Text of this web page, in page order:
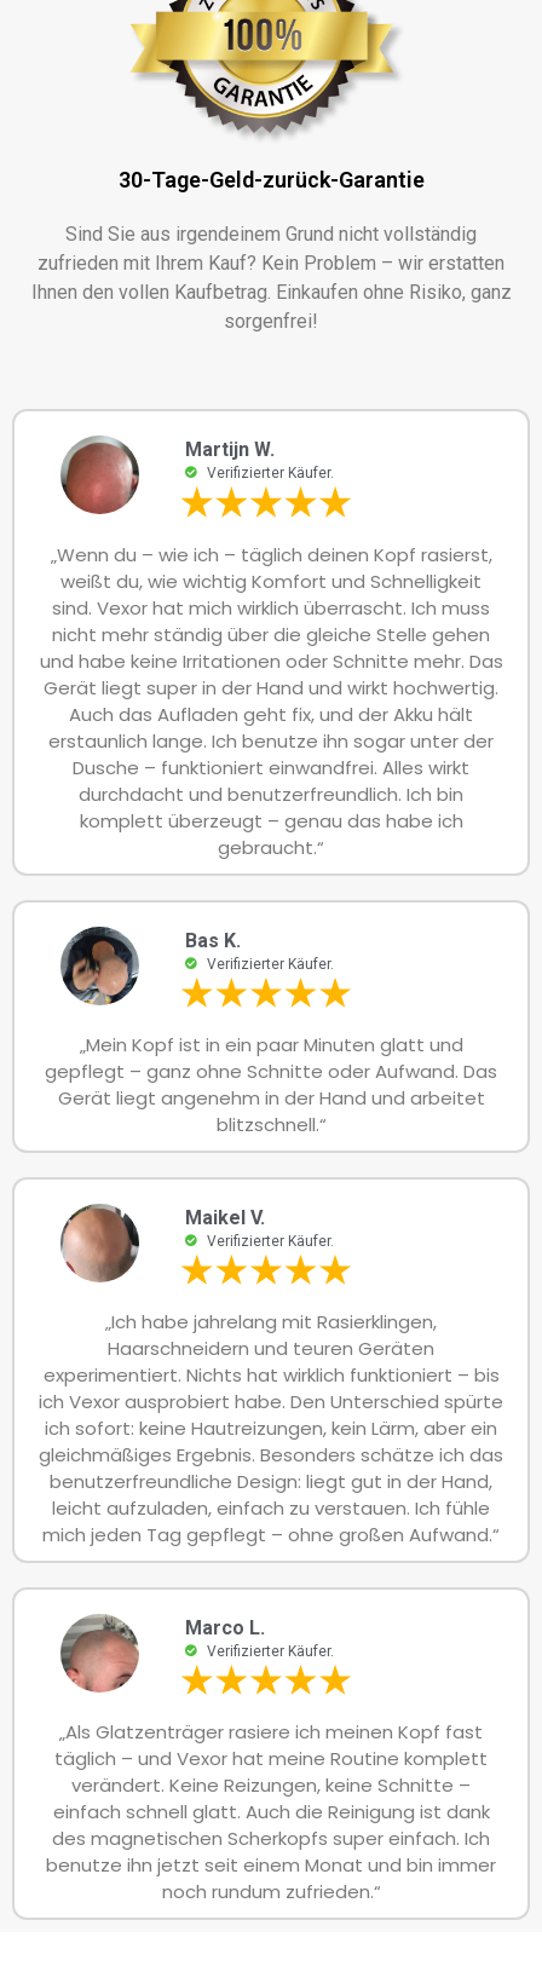
30-Tage-Geld-zurück-Garantie
Sind Sie aus irgendeinem Grund nicht vollständig
zufrieden mit Ihrem Kauf? Kein Problem – wir erstatten
Ihnen den vollen Kaufbetrag. Einkaufen ohne Risiko, ganz
sorgenfrei!
Martijn W.
Verifizierter Käufer.
„Wenn du – wie ich – täglich deinen Kopf rasierst,
weißt du, wie wichtig Komfort und Schnelligkeit
sind. Vexor hat mich wirklich überrascht. Ich muss
nicht mehr ständig über die gleiche Stelle gehen
und habe keine Irritationen oder Schnitte mehr. Das
Gerät liegt super in der Hand und wirkt hochwertig.
Auch das Aufladen geht fix, und der Akku hält
erstaunlich lange. Ich benutze ihn sogar unter der
Dusche – funktioniert einwandfrei. Alles wirkt
durchdacht und benutzerfreundlich. Ich bin
komplett überzeugt – genau das habe ich
gebraucht.“
Bas K.
Verifizierter Käufer.
„Mein Kopf ist in ein paar Minuten glatt und
gepflegt – ganz ohne Schnitte oder Aufwand. Das
Gerät liegt angenehm in der Hand und arbeitet
blitzschnell.“
Maikel V.
Verifizierter Käufer.
„Ich habe jahrelang mit Rasierklingen,
Haarschneidern und teuren Geräten
experimentiert. Nichts hat wirklich funktioniert – bis
ich Vexor ausprobiert habe. Den Unterschied spürte
ich sofort: keine Hautreizungen, kein Lärm, aber ein
gleichmäßiges Ergebnis. Besonders schätze ich das
benutzerfreundliche Design: liegt gut in der Hand,
leicht aufzuladen, einfach zu verstauen. Ich fühle
mich jeden Tag gepflegt – ohne großen Aufwand.“
Marco L.
Verifizierter Käufer.
„Als Glatzenträger rasiere ich meinen Kopf fast
täglich – und Vexor hat meine Routine komplett
verändert. Keine Reizungen, keine Schnitte –
einfach schnell glatt. Auch die Reinigung ist dank
des magnetischen Scherkopfs super einfach. Ich
benutze ihn jetzt seit einem Monat und bin immer
noch rundum zufrieden.“